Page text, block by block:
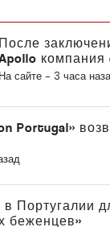
После
компания
приближается к
На сайте - 3 часа
Portugal»
Португалии
беженцев»